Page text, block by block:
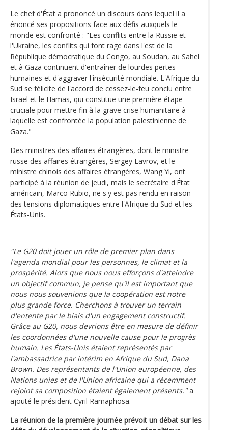
Le chef d'État a prononcé un discours dans lequel il a
énoncé ses propositions face aux défis auxquels le
monde est confronté : "Les conflits entre la Russie et
l'Ukraine, les conflits qui font rage dans l'est de la
République démocratique du Congo, au Soudan, au Sahel
et à Gaza continuent d'entraîner de lourdes pertes
humaines et d'aggraver l'insécurité mondiale. L'Afrique du
Sud se félicite de l'accord de cessez-le-feu conclu entre
Israël et le Hamas, qui constitue une première étape
cruciale pour mettre fin à la grave crise humanitaire à
laquelle est confrontée la population palestinienne de
Gaza."
Des ministres des affaires étrangères, dont le ministre
russe des affaires étrangères, Sergey Lavrov, et le
ministre chinois des affaires étrangères, Wang Yi, ont
participé à la réunion de jeudi, mais le secrétaire d'État
américain, Marco Rubio, ne s'y est pas rendu en raison
des tensions diplomatiques entre l'Afrique du Sud et les
États-Unis.
"Le G20 doit jouer un rôle de premier plan dans
l'agenda mondial pour les personnes, le climat et la
prospérité. Alors que nous nous efforçons d'atteindre
un objectif commun, je pense qu'il est important que
nous nous souvenions que la coopération est notre
plus grande force. Cherchons à trouver un terrain
d'entente par le biais d'un engagement constructif.
Grâce au G20, nous devrions être en mesure de définir
les coordonnées d'une nouvelle cause pour le progrès
humain. Les États-Unis étaient représentés par
l'ambassadrice par intérim en Afrique du Sud, Dana
Brown. Des représentants de l'Union européenne, des
Nations unies et de l'Union africaine qui a récemment
rejoint sa composition étaient également présents."a
ajouté le président Cyril Ramaphosa.
La réunion de la première journée prévoit un débat sur les